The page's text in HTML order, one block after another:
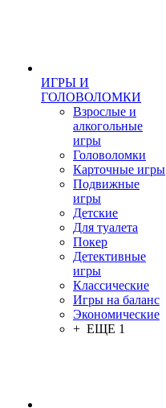
ИГРЫ И
ГОЛОВОЛОМКИ
Взрослые и
алкогольные
игры
Головоломки
Карточные игры
Подвижные
игры
Детские
Для туалета
Покер
Детективные
игры
Классические
Игры на баланс
Экономические
+ ЕЩЕ 1